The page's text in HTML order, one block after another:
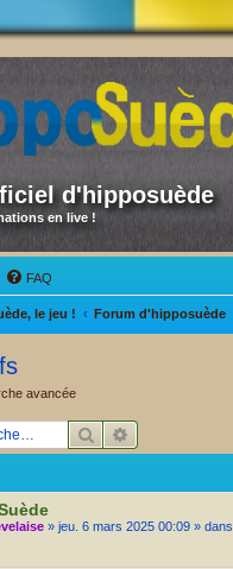
d'hipposuède
en live !
FAQ
le jeu ! Forum d'hipposuède
avancée
Rechercher
» jeu. 6 mars 2025 00:09 » dans